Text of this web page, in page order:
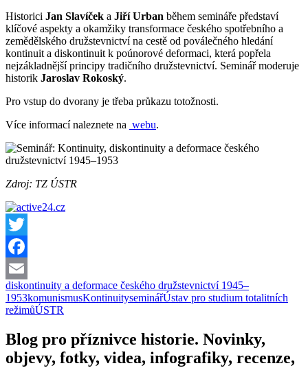
Historici Jan Slavíček a Jiří Urban během semináře představí
klíčové aspekty a okamžiky transformace českého spotřebního a
zemědělského družstevnictví na cestě od poválečného hledání
kontinuit a diskontinuit k poúnorové deformaci, která popřela
nejzákladnější principy tradičního družstevnictví. Seminář moderuje
historik Jaroslav Rokoský.
Pro vstup do dvorany je třeba průkazu totožnosti.
Více informací naleznete na webu.
Zdroj: TZ ÚSTR
Twitter
Facebook
Email
diskontinuity a deformace českého družstevnictví 1945–
1953komunismusKontinuityseminářÚstav pro studium totalitních
režimůÚSTR
Blog pro příznivce historie. Novinky,
objevy, fotky, videa, infografiky, recenze,